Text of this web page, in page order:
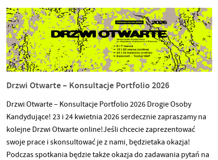
Drzwi Otwarte – Konsultacje Portfolio 2026
Drzwi Otwarte – Konsultacje Portfolio 2026 Drogie Osoby
Kandydujące! 23 i 24 kwietnia 2026 serdecznie zapraszamy na
kolejne Drzwi Otwarte online!Jeśli chcecie zaprezentować
swoje prace i skonsultować je z nami, będzietaka okazja!
Podczas spotkania będzie także okazja do zadawania pytań na